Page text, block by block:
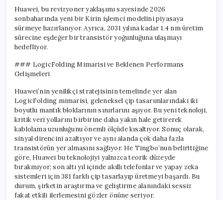
Huawei, bu revizyoner yaklaşımı sayesinde 2026
sonbaharında yeni bir Kirin işlemci modelini piyasaya
sürmeye hazırlanıyor. Ayrıca, 2031 yılına kadar 1.4 nm üretim
sürecine eşdeğer bir transistör yoğunluğuna ulaşmayı
hedefliyor.
### LogicFolding Mimarisi ve Beklenen Performans
Gelişmeleri
Huawei’nin yenilikçi stratejisinin temelinde yer alan
LogicFolding mimarisi, geleneksel çip tasarımlarındaki iki
boyutlu mantık bloklarının sınırlarını aşıyor. Bu yeni teknoloji,
kritik veri yollarını birbirine daha yakın hale getirerek
kablolama uzunluğunu önemli ölçüde kısaltıyor. Sonuç olarak,
sinyal direncini azaltıyor ve aynı alanda çok daha fazla
transistörün yer almasını sağlıyor. He Tingbo’nun belirttiğine
göre, Huawei bu teknolojiyi yalnızca teorik düzeyde
bırakmıyor; son altı yıl içinde akıllı telefonlar ve yapay zeka
sistemleri için 381 farklı çip tasarlayıp üretmeyi başardı. Bu
durum, şirketin araştırma ve geliştirme alanındaki sessiz
fakat etkili ilerlemesini gözler önüne seriyor.